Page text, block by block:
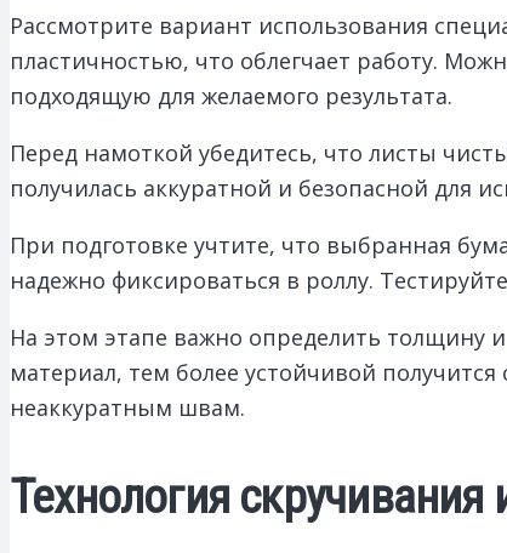
Рассмотрите вариант использования
пластичностью, что облегчает работу.
подходящую для желаемого результата.
Перед намоткой убедитесь, что листы
получилась аккуратной и безопасной для
При подготовке учтите, что выбранная
надежно фиксироваться в роллу.
На этом этапе важно определить толщину
материал, тем более устойчивой
неаккуратным швам.
Технология